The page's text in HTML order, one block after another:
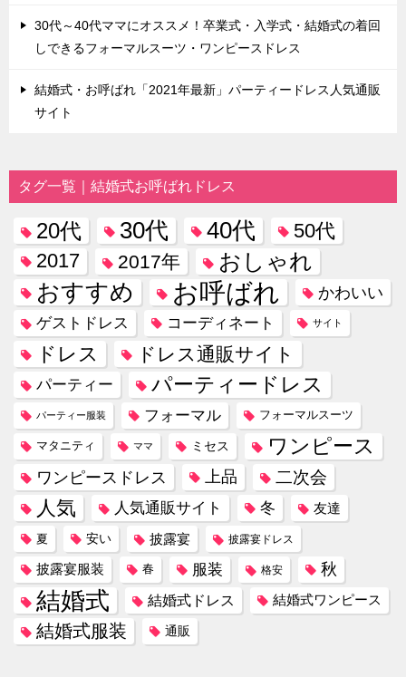
30代～40代ママにオススメ！卒業式・入学式・結婚式の着回
しできるフォーマルスーツ・ワンピースドレス
結婚式・お呼ばれ「2021年最新」パーティードレス人気通販
サイト
タグ一覧｜結婚式お呼ばれドレス
20代 30代 40代 50代
2017 2017年 おしゃれ
おすすめ お呼ばれ かわいい
ゲストドレス コーディネート サイト
ドレス ドレス通販サイト
パーティー パーティードレス
パーティー服装 フォーマル フォーマルスーツ
マタニティ ママ ミセス ワンピース
ワンピースドレス 上品 二次会
人気 人気通販サイト 冬 友達
夏 安い 披露宴 披露宴ドレス
披露宴服装 春 服装 格安 秋
結婚式 結婚式ドレス 結婚式ワンピース
結婚式服装 通販